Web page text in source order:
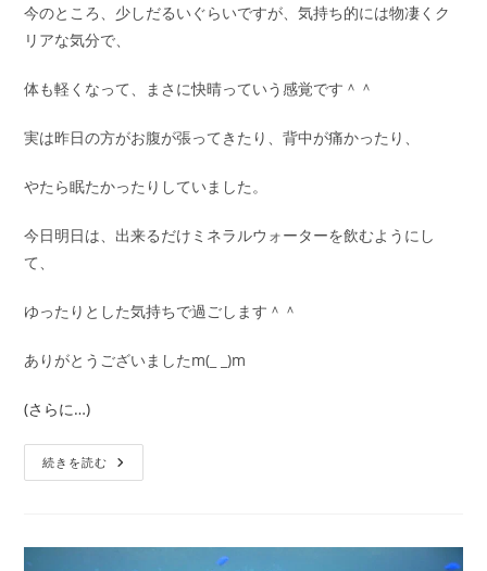
今のところ、少しだるいぐらいですが、気持ち的には物凄くク
リアな気分で、
体も軽くなって、まさに快晴っていう感覚です＾＾
実は昨日の方がお腹が張ってきたり、背中が痛かったり、
やたら眠たかったりしていました。
今日明日は、出来るだけミネラルウォーターを飲むようにし
て、
ゆったりとした気持ちで過ごします＾＾
ありがとうございましたm(_ _)m
(さらに…)
続きを読む ラ
イ
ブ